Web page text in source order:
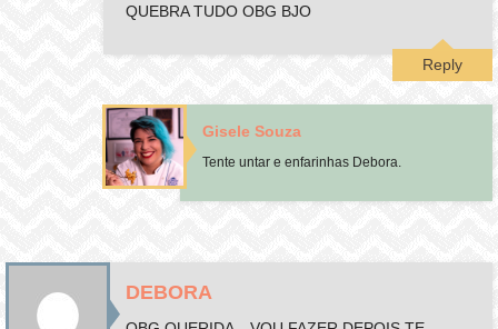
QUEBRA TUDO OBG BJO
Reply
Gisele Souza
Tente untar e enfarinhas Debora.
DEBORA